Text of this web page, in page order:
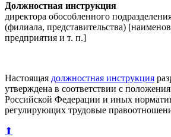
Должностная инструкция
директора обособленного
(филиала, представительства)
предприятия и т. п.]
Настоящая должностная инструкция
утверждена в соответствии с
Российской Федерации и иных
регулирующих трудовые
⬆